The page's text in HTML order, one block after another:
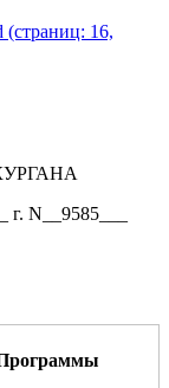
(страниц: 16,
N__9585___